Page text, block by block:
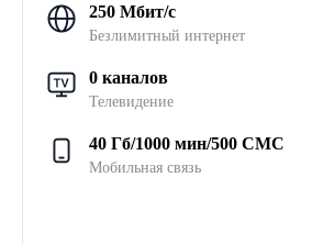
250 Мбит/с
Безлимитный интернет
0 каналов
Телевидение
40 Гб/1000 мин/500 СМС
Мобильная связь